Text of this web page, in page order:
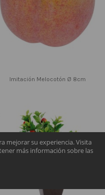
Imitación Melocotón Ø 8cm
mejorar su experiencia. Visita
más información sobre las